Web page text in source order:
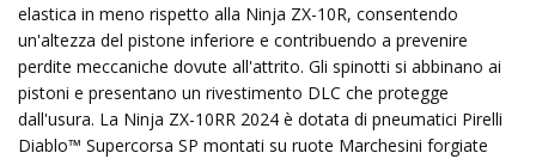
elastica in meno rispetto alla Ninja ZX-10R, consentendo
un'altezza del pistone inferiore e contribuendo a prevenire
perdite meccaniche dovute all'attrito. Gli spinotti si abbinano ai
pistoni e presentano un rivestimento DLC che protegge
dall'usura. La Ninja ZX-10RR 2024 è dotata di pneumatici Pirelli
Diablo™ Supercorsa SP montati su ruote Marchesini forgiate